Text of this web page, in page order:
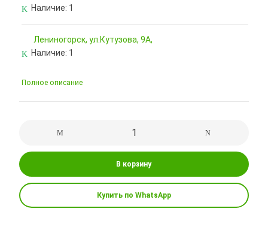
Наличие: 1
Лениногорск, ул.Кутузова, 9А,
Наличие: 1
Полное описание
В корзину
Купить по WhatsApp